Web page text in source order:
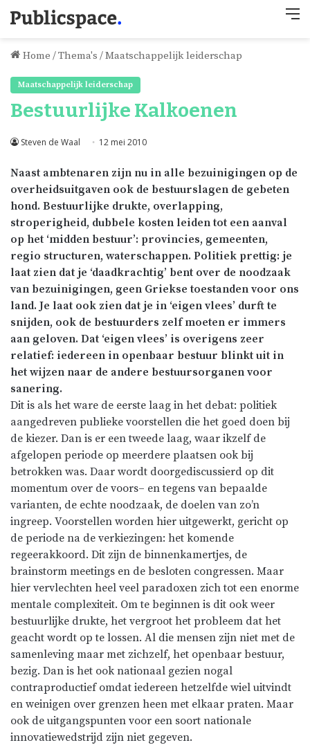
Home /Thema's /Maatschappelijk leiderschap
Maatschappelijk leiderschap
Bestuurlijke Kalkoenen
Steven de Waal 12 mei 2010
Naast ambtenaren zijn nu in alle bezuinigingen op de
overheidsuitgaven ook de bestuurslagen de gebeten
hond. Bestuurlijke drukte, overlapping,
stroperigheid, dubbele kosten leiden tot een aanval
op het ‘midden bestuur’: provincies, gemeenten,
regio structuren, waterschappen. Politiek prettig: je
laat zien dat je ‘daadkrachtig’ bent over de noodzaak
van bezuinigingen, geen Griekse toestanden voor ons
land. Je laat ook zien dat je in ‘eigen vlees’ durft te
snijden, ook de bestuurders zelf moeten er immers
aan geloven. Dat ‘eigen vlees’ is overigens zeer
relatief: iedereen in openbaar bestuur blinkt uit in
het wijzen naar de andere bestuursorganen voor
sanering.
Dit is als het ware de eerste laag in het debat: politiek
aangedreven publieke voorstellen die het goed doen bij
de kiezer. Dan is er een tweede laag, waar ikzelf de
afgelopen periode op meerdere plaatsen ook bij
betrokken was. Daar wordt doorgediscussierd op dit
momentum over de voors– en tegens van bepaalde
varianten, de echte noodzaak, de doelen van zo’n
ingreep. Voorstellen worden hier uitgewerkt, gericht op
de periode na de verkiezingen: het komende
regeerakkoord. Dit zijn de binnenkamertjes, de
brainstorm meetings en de besloten congressen. Maar
hier vervlechten heel veel paradoxen zich tot een enorme
mentale complexiteit. Om te beginnen is dit ook weer
bestuurlijke drukte, het vergroot het probleem dat het
geacht wordt op te lossen. Al die mensen zijn niet met de
samenleving maar met zichzelf, het openbaar bestuur,
bezig. Dan is het ook nationaal gezien nogal
contraproductief omdat iedereen hetzelfde wiel uitvindt
en weinigen over grenzen heen met elkaar praten. Maar
ook de uitgangspunten voor een soort nationale
innovatiewedstrijd zijn niet gegeven.